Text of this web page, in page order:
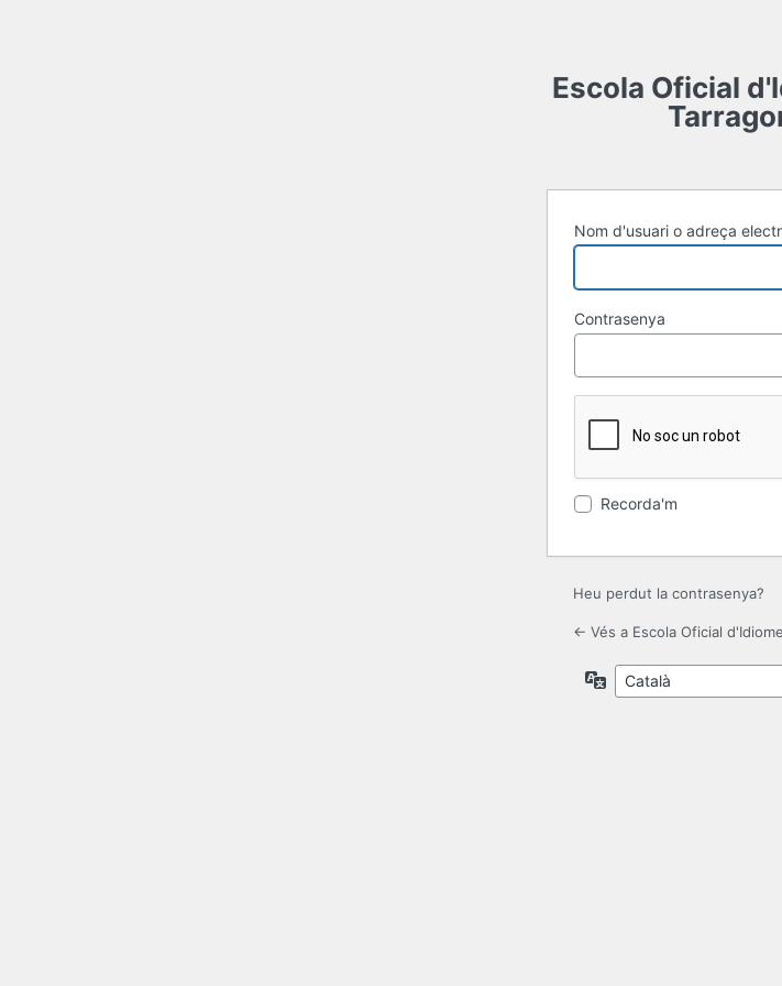
Escola Oficial
Nom d'usuari o adreça
Contrasenya
Recorda'm
Heu perdut la contrasenya?
← Vés a Escola Oficial
Idioma